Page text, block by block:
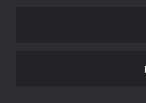
ALUGUEL DE TENDAS